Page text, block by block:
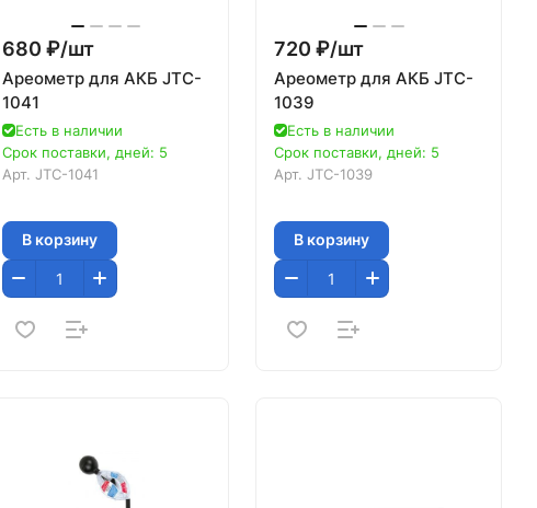
680 ₽/шт
Ареометр для АКБ JTC-
1041
Есть в наличии
Срок поставки, дней: 5
Арт. JTC-1041
В корзину
720 ₽/шт
Ареометр для АКБ JTC-
1039
Есть в наличии
Срок поставки, дней: 5
Арт.JTC-1039
В корзину